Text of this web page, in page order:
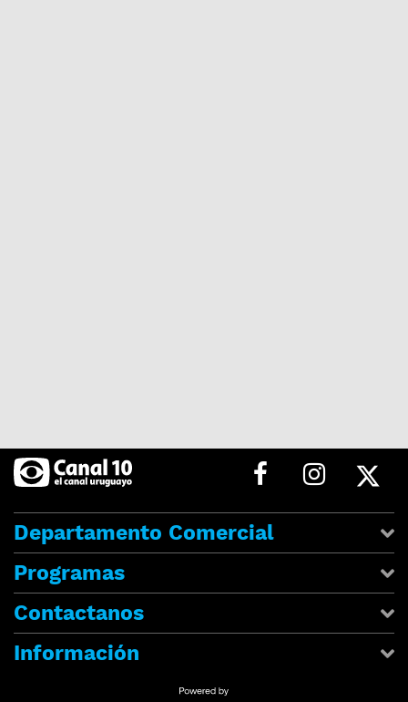
Departamento Comercial
Programas
Contactanos
Información